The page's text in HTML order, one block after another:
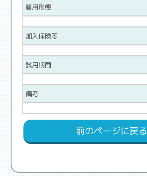
雇用形態
加入保険等
試用期間
備考
前のページに戻る